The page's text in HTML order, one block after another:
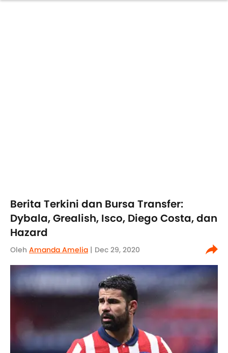
Berita Terkini dan Bursa Transfer:
Dybala, Grealish, Isco, Diego Costa, dan
Hazard
Oleh Amanda Amelia | Dec 29, 2020